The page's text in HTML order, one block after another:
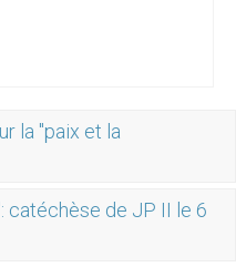
la "paix et la
catéchèse de JP II le 6